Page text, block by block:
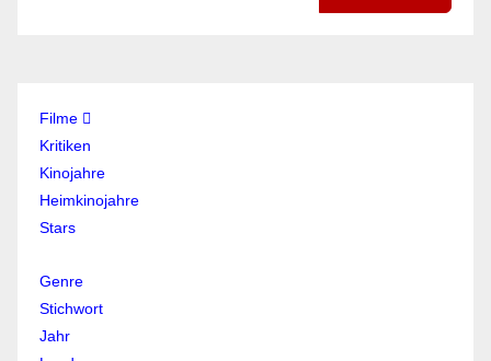
Filme
Kritiken
Kinojahre
Heimkinojahre
Stars
Genre
Stichwort
Jahr